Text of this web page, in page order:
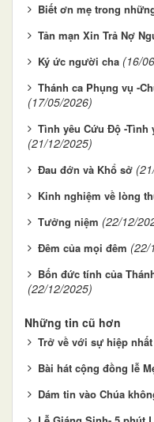
Biết ơn mẹ trong
Tản mạn Xin Trả Nợ
Ký ức người cha (16/
Thánh ca Phụng vụ -
(17/05/2026)
Tình yêu Cứu Độ -Tình
(21/12/2025)
Đau đớn và Khổ sở
Kinh nghiệm về lòng
Tưởng niệm (22/12/
Đêm của mọi đêm (22/
Bốn đức tính của
(22/12/2025)
Những tin cũ hơn
Trở về với sự hiệp
Bài hát cộng đồng lễ
Dám tin vào Chúa